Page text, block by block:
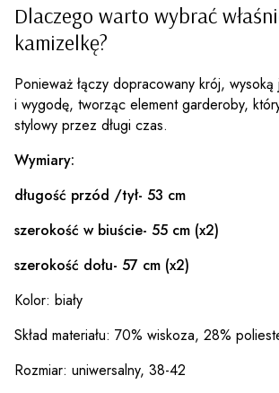
Dlaczego warto wybrać
kamizelkę?
Ponieważ łączy dopracowany krój, wysoką
i wygodę, tworząc element garderoby,
stylowy przez długi czas.
Wymiary:
długość przód /tył- 53 cm
szerokość w biuście- 55 cm (x2)
szerokość dołu- 57 cm (x2)
Kolor: biały
Skład materiału: 70% wiskoza, 28%
Rozmiar: uniwersalny, 38-42